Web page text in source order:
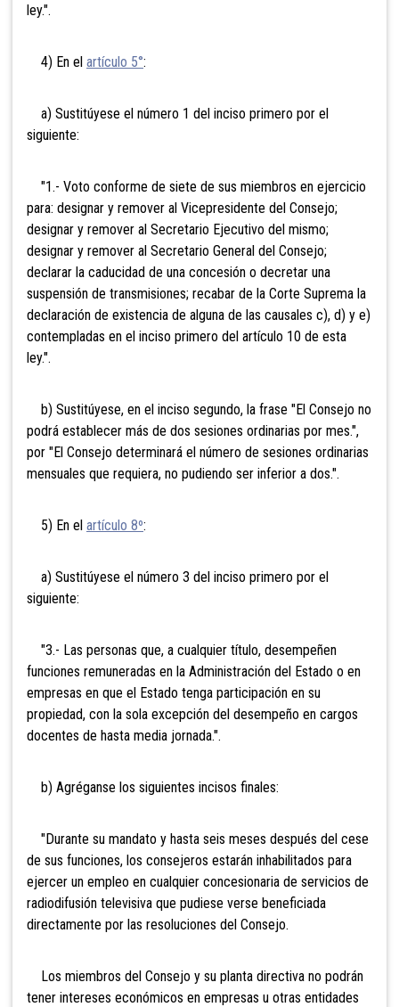
ley.".
4) En el artículo 5°:
a) Sustitúyese el número 1 del inciso primero por el
siguiente:
"1.- Voto conforme de siete de sus miembros en ejercicio
para: designar y remover al Vicepresidente del Consejo;
designar y remover al Secretario Ejecutivo del mismo;
designar y remover al Secretario General del Consejo;
declarar la caducidad de una concesión o decretar una
suspensión de transmisiones; recabar de la Corte Suprema la
declaración de existencia de alguna de las causales c), d) y e)
contempladas en el inciso primero del artículo 10 de esta
ley.".
b) Sustitúyese, en el inciso segundo, la frase "El Consejo no
podrá establecer más de dos sesiones ordinarias por mes.",
por "El Consejo determinará el número de sesiones ordinarias
mensuales que requiera, no pudiendo ser inferior a dos.".
5) En el artículo 8º:
a) Sustitúyese el número 3 del inciso primero por el
siguiente:
"3.- Las personas que, a cualquier título, desempeñen
funciones remuneradas en la Administración del Estado o en
empresas en que el Estado tenga participación en su
propiedad, con la sola excepción del desempeño en cargos
docentes de hasta media jornada.".
b) Agréganse los siguientes incisos finales:
"Durante su mandato y hasta seis meses después del cese
de sus funciones, los consejeros estarán inhabilitados para
ejercer un empleo en cualquier concesionaria de servicios de
radiodifusión televisiva que pudiese verse beneficiada
directamente por las resoluciones del Consejo.
Los miembros del Consejo y su planta directiva no podrán
tener intereses económicos en empresas u otras entidades